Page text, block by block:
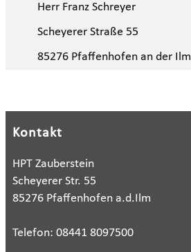
Herr Franz Schreyer
Scheyerer Straße 55
85276 Pfaffenhofen an der Ilm
Kontakt
HPT Zauberstein
Scheyerer Str. 55
85276 Pfaffenhofen a.d.Ilm
Telefon: 08441 8097500